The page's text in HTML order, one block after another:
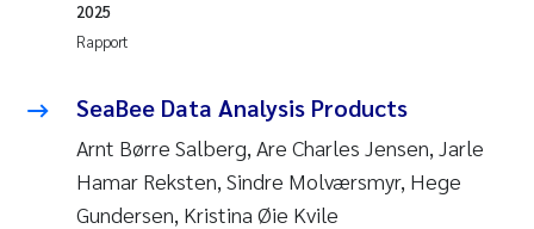
Rapport
2025
SeaBee Data Analysis Products
Arnt Børre Salberg, Are Charles Jensen, Jarle
Hamar Reksten, Sindre Molværsmyr, Hege
Gundersen, Kristina Øie Kvile